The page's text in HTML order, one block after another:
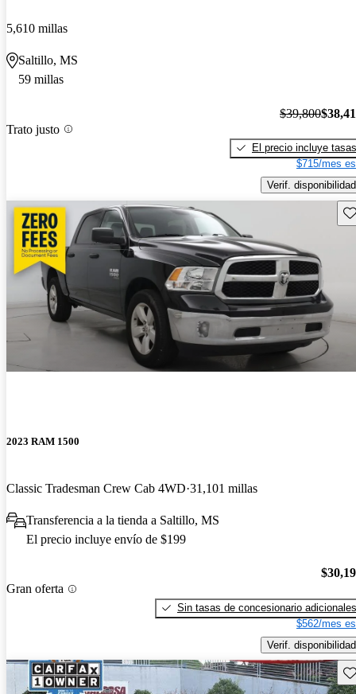
5,610 millas
Saltillo, MS
59 millas
Trato justo
$39,800
El precio incluye tasas
$715/mes
Verif. disponibilidad
2023 RAM 1500
Classic Tradesman Crew Cab 4WD 31,101 millas
Transferencia a la tienda a Saltillo, MS
El precio incluye envío de $199
Gran oferta
Sin tasas de concesionario adicionales
$562/mes
Verif. disponibilidad